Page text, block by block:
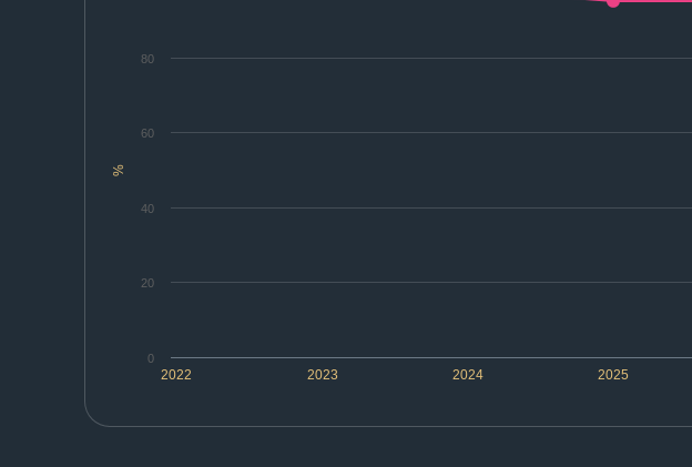
%
2022 2023 2024 2025
0
20
40
60
80